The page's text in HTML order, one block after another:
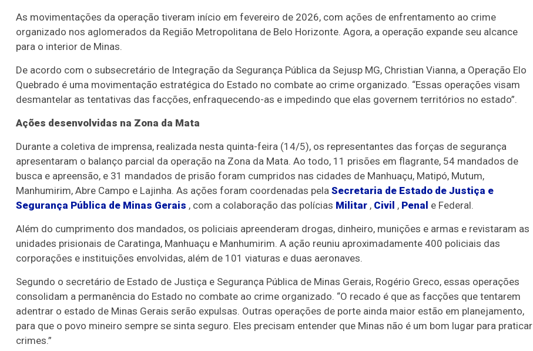
As movimentações da operação tiveram início em fevereiro de 2026, com ações de enfrentamento ao crime
organizado nos aglomerados da Região Metropolitana de Belo Horizonte. Agora, a operação expande seu alcance
para o interior de Minas.
De acordo com o subsecretário de Integração da Segurança Pública da Sejusp MG, Christian Vianna, a Operação Elo
Quebrado é uma movimentação estratégica do Estado no combate ao crime organizado. “Essas operações visam
desmantelar as tentativas das facções, enfraquecendo-as e impedindo que elas governem territórios no estado”.
Ações desenvolvidas na Zona da Mata
Durante a coletiva de imprensa, realizada nesta quinta-feira (14/5), os representantes das forças de segurança
apresentaram o balanço parcial da operação na Zona da Mata. Ao todo, 11 prisões em flagrante, 54 mandados de
busca e apreensão, e 31 mandados de prisão foram cumpridos nas cidades de Manhuaçu, Matipó, Mutum,
Manhumirim, Abre Campo e Lajinha. As ações foram coordenadas pela Secretaria de Estado de Justiça e
Segurança Pública de Minas Gerais , com a colaboração das polícias Militar , Civil , Penal e Federal.
Além do cumprimento dos mandados, os policiais apreenderam drogas, dinheiro, munições e armas e revistaram as
unidades prisionais de Caratinga, Manhuaçu e Manhumirim. A ação reuniu aproximadamente 400 policiais das
corporações e instituições envolvidas, além de 101 viaturas e duas aeronaves.
Segundo o secretário de Estado de Justiça e Segurança Pública de Minas Gerais, Rogério Greco, essas operações
consolidam a permanência do Estado no combate ao crime organizado. “O recado é que as facções que tentarem
adentrar o estado de Minas Gerais serão expulsas. Outras operações de porte ainda maior estão em planejamento,
para que o povo mineiro sempre se sinta seguro. Eles precisam entender que Minas não é um bom lugar para praticar
crimes.”